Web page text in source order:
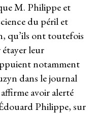
M. Philippe et
du péril et
qu’ils ont toutefois
étayer leur
notamment
dans le journal
avoir alerté
Philippe, sur